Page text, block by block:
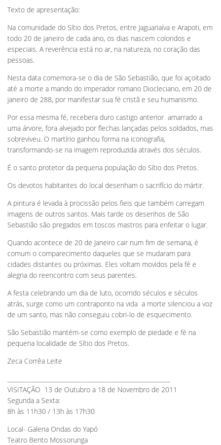
Texto de apresentação:
Na comunidade do Sítio dos Pretos, entre Jaguariaíva e Arapoti, em
todo 20 de janeiro de cada ano, os dias nascem coloridos e
especiais. A reverência está no ar, na natureza, no coração das
pessoas.
Nesta data comemora-se o dia de São Sebastião, que foi açoitado
até a morte a mando do imperador romano Diocleciano, em 20 de
janeiro de 288, por manifestar sua fé cristã e seu humanismo.
Por essa mesma fé, recebera duro castigo anterior  amarrado a
uma árvore, fora alvejado por flechas lançadas pelos soldados, mas
sobreviveu. O martírio ganhou forma na iconografia,
transformando-se na imagem reproduzida através dos séculos.
É o santo protetor da pequena população do Sítio dos Pretos.
Os devotos habitantes do local desenham o sacrifício do mártir.
A pintura é levada à procissão pelos fieis que também carregam
imagens de outros santos. Mais tarde os desenhos de São
Sebastião são pregados em toscos mastros para enfeitar o lugar.
Quando acontece de 20 de Janeiro cair num fim de semana, é
comum o comparecimento daqueles que se mudaram para
cidades distantes ou próximas. Eles voltam movidos pela fé e
alegria do reencontro com seus parentes.
A festa celebrando um dia de luto, ocorrido séculos e séculos
atrás, surge como um contraponto na vida  a morte silenciou a voz
de um santo, mas não conseguiu cobri-lo de esquecimento.
São Sebastião mantém-se como exemplo de piedade e fé na
pequena localidade de Sítio dos Pretos.
Zeca Corrêa Leite
VISITAÇÃO  13 de Outubro a 18 de Novembro de 2011
Segunda a Sexta:
8h às 11h30 / 13h às 17h30
Local- Galeria Ondas do Yapó
Teatro Bento Mossorunga